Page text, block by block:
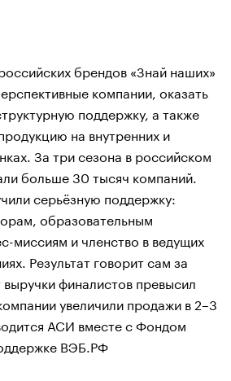
брендов «Знай наших»
компании, оказать
поддержку, а также
на внутренних и
За три сезона в российском
больше 30 тысяч компаний.
серьёзную поддержку:
образовательным
миссиям и членство в ведущих
Результат говорит сам за
финалистов превысил
увеличили продажи в 2–3
АСИ вместе с Фондом
ВЭБ.РФ